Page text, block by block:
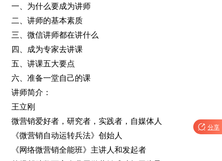
一、为什么要成为讲师
二、讲师的基本素质
三、微信讲师都在讲什么
四、成为专家去讲课
五、讲课五大要点
六、准备一堂自己的课
讲师简介：
王立刚
微营销爱好者，研究者，实践者，自媒体人
《微营销自动运转兵法》创始人
《网络微营销全能班》主讲人和发起者
 分享